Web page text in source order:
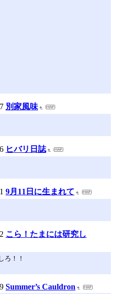
別家風味
ヒバリ日誌
9月11日に生まれて
こら！たまには研究し
ろ！！
Summer’s Cauldron